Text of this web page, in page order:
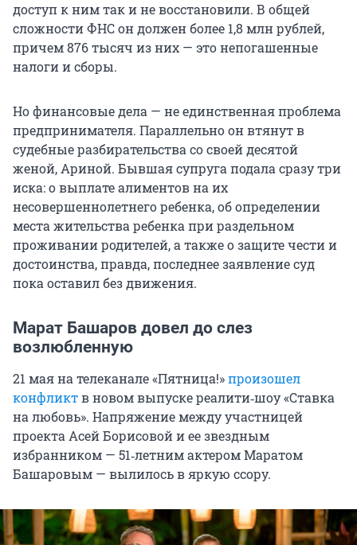
доступ к ним так и не восстановили. В общей
сложности ФНС он должен более 1,8 млн рублей,
причем 876 тысяч из них — это непогашенные
налоги и сборы.
Но финансовые дела — не единственная проблема
предпринимателя. Параллельно он втянут в
судебные разбирательства со своей десятой
женой, Ариной. Бывшая супруга подала сразу три
иска: о выплате алиментов на их
несовершеннолетнего ребенка, об определении
места жительства ребенка при раздельном
проживании родителей, а также о защите чести и
достоинства, правда, последнее заявление суд
пока оставил без движения.
Марат Башаров довел до слез
возлюбленную
21 мая на телеканале «Пятница!»произошел
конфликтв новом выпуске реалити‑шоу «Ставка
на любовь». Напряжение между участницей
проекта Асей Борисовой и ее звездным
избранником — 51‑летним актером Маратом
Башаровым — вылилось в яркую ссору.